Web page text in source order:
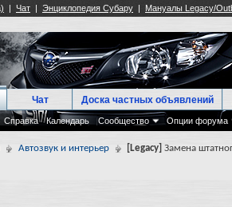
Справка Календарь Сообщество Опции форума
Чат Доска частных объявлений
Автозвук и интерьер [Legacy] Замена